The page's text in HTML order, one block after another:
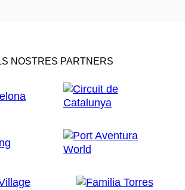
NOSTRES PARTNERS